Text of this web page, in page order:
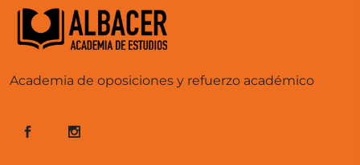
Academia de oposiciones y refuerzo académico